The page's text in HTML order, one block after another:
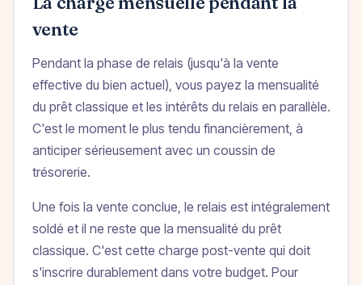
vente
Pendant la phase de relais (jusqu'à la vente
effective du bien actuel), vous payez la mensualité
du prêt classique et les intérêts du relais en parallèle.
C'est le moment le plus tendu financièrement, à
anticiper sérieusement avec un coussin de
trésorerie.
Une fois la vente conclue, le relais est intégralement
soldé et il ne reste que la mensualité du prêt
classique. C'est cette charge post-vente qui doit
s'inscrire durablement dans votre budget. Pour